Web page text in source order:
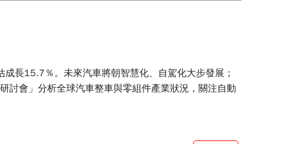
長15.7％。未來汽車將朝智慧化、自駕化大步發展；
討會」分析全球汽車整車與零組件產業狀況，關注自動